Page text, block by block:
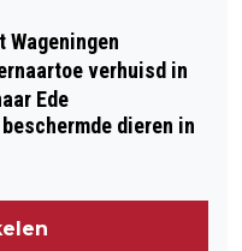
Wageningen
verhuisd in
Ede
dieren in